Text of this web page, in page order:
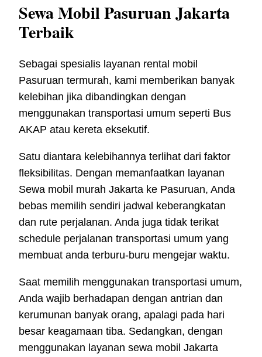
Sewa Mobil Pasuruan Jakarta
Terbaik
Sebagai spesialis layanan rental mobil
Pasuruan termurah, kami memberikan banyak
kelebihan jika dibandingkan dengan
menggunakan transportasi umum seperti Bus
AKAP atau kereta eksekutif.
Satu diantara kelebihannya terlihat dari faktor
fleksibilitas. Dengan memanfaatkan layanan
Sewa mobil murah Jakarta ke Pasuruan, Anda
bebas memilih sendiri jadwal keberangkatan
dan rute perjalanan. Anda juga tidak terikat
schedule perjalanan transportasi umum yang
membuat anda terburu-buru mengejar waktu.
Saat memilih menggunakan transportasi umum,
Anda wajib berhadapan dengan antrian dan
kerumunan banyak orang, apalagi pada hari
besar keagamaan tiba. Sedangkan, dengan
menggunakan layanan sewa mobil Jakarta